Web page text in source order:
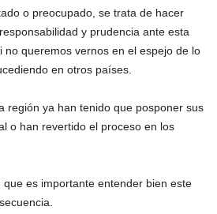
o preocupado, se trata de hacer
y prudencia ante esta
no queremos vernos en el espejo de lo
en otros países.
región ya han tenido que posponer sus
o han revertido el proceso en los
es importante entender bien este